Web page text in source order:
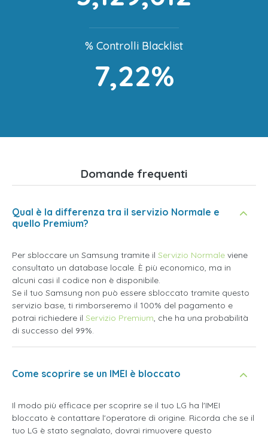
% Controlli Blacklist
7,22%
Domande frequenti
Qual è la differenza tra il servizio Normale e
quello Premium?
Per sbloccare un Samsung tramite il Servizio Normale viene
consultato un database locale. È più economico, ma in
alcuni casi il codice non è disponibile.
Se il tuo Samsung non può essere sbloccato tramite questo
servizio base, ti rimborseremo il 100% del pagamento e
potrai richiedere il Servizio Premium, che ha una probabilità
di successo del 99%.
Come scoprire se un IMEI è bloccato
Il modo più efficace per scoprire se il tuo LG ha l'IMEI
bloccato è contattare l'operatore di origine. Ricorda che se il
tuo LG è stato segnalato, dovrai rimuovere questo